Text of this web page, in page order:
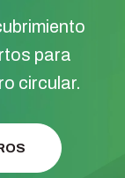
para
circular.